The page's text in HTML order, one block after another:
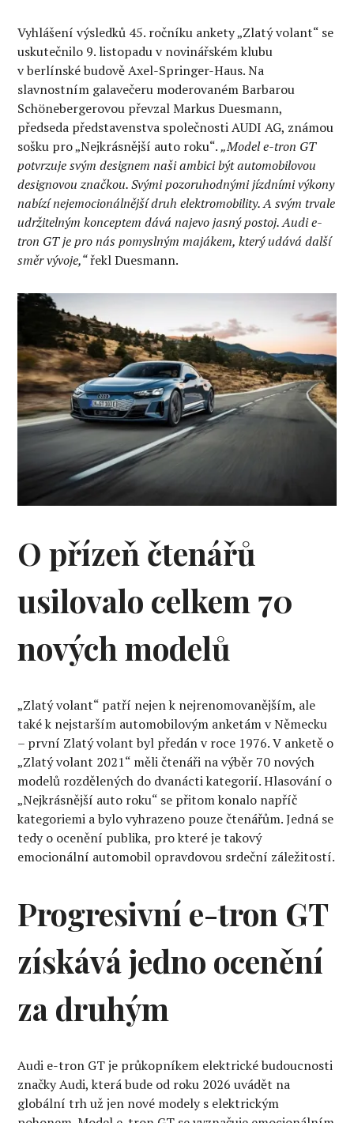
Vyhlášení výsledků 45. ročníku ankety „Zlatý volant“ se
uskutečnilo 9. listopadu v novinářském klubu
v berlínské budově Axel-Springer-Haus. Na
slavnostním galavečeru moderovaném Barbarou
Schönebergerovou převzal Markus Duesmann,
předseda představenstva společnosti AUDI AG, známou
sošku pro „Nejkrásnější auto roku“.„Model e-tron GT
potvrzuje svým designem naši ambici být automobilovou
designovou značkou. Svými pozoruhodnými jízdními výkony
nabízí nejemocionálnější druh elektromobility. A svým trvale
udržitelným konceptem dává najevo jasný postoj. Audi e-
tron GT je pro nás pomyslným majákem, který udává další
směr vývoje,“řekl Duesmann.
O přízeň čtenářů
usilovalo celkem 70
nových modelů
„Zlatý volant“ patří nejen k nejrenomovanějším, ale
také k nejstarším automobilovým anketám v Německu
– první Zlatý volant byl předán v roce 1976. V anketě o
„Zlatý volant 2021“ měli čtenáři na výběr 70 nových
modelů rozdělených do dvanácti kategorií. Hlasování o
„Nejkrásnější auto roku“ se přitom konalo napříč
kategoriemi a bylo vyhrazeno pouze čtenářům. Jedná se
tedy o ocenění publika, pro které je takový
emocionální automobil opravdovou srdeční záležitostí.
Progresivní e-tron GT
získává jedno ocenění
za druhým
Audi e-tron GT je průkopníkem elektrické budoucnosti
značky Audi, která bude od roku 2026 uvádět na
globální trh už jen nové modely s elektrickým